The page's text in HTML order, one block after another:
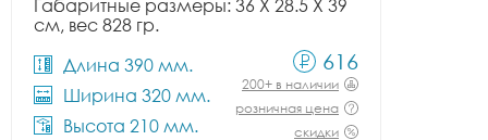
Габаритные размеры: 36 X 28.5 X 39
см, вес 828 гр.
Длина 390 мм.
Ширина 320 мм.
Высота 210 мм.
616
200+ в наличии
розничная цена
скидки